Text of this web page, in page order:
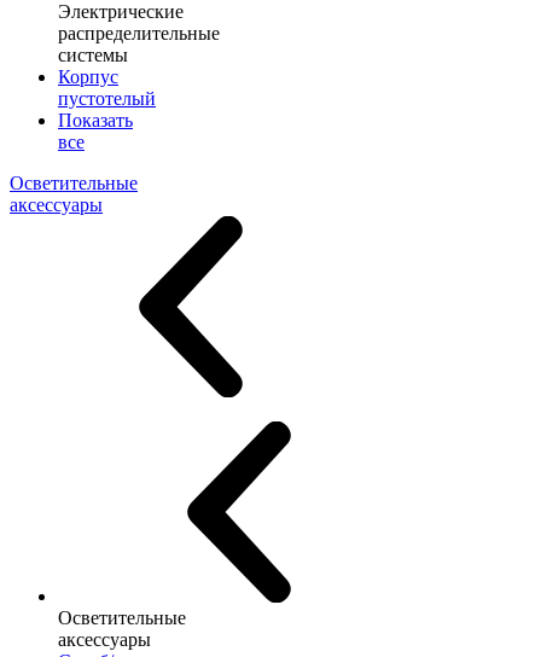
Электрические
распределительные
системы
Корпус
пустотелый
Показать
все
Осветительные
аксессуары
Осветительные
аксессуары